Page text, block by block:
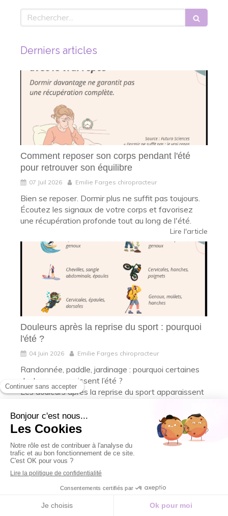
Rechercher
Derniers articles
Comment reposer son corps pendant l'été
pour retrouver son équilibre
07 Juil 2026 Emilie Farges chiropracteur
Bien se reposer. Dormir plus ne suffit pas toujours.
Écoutez les signaux de votre corps et favorisez
une récupération profonde tout au long de l'été.
Lire l'article
Douleurs après la reprise du sport : pourquoi
l'été ?
04 Juin 2026 Emilie Farges chiropracteur
Randonnée, paddle, jardinage : pourquoi certaines
douleurs apparaissent l’été ?
Les douleurs après la reprise du sport apparaissent
Lire l'article
Douleurs articulaires pendant la grossesse :
comprendre et soulager efficacement
20 Mai 2026 Emilie Farges chiropracteur
Douleurs articulaires pendant la grossesse : les
comprendre, les soulager naturellement et savoir
quand consulter. Chiropraxie à Vannes
Lire l'article
Prendre rendez-vous en ligne